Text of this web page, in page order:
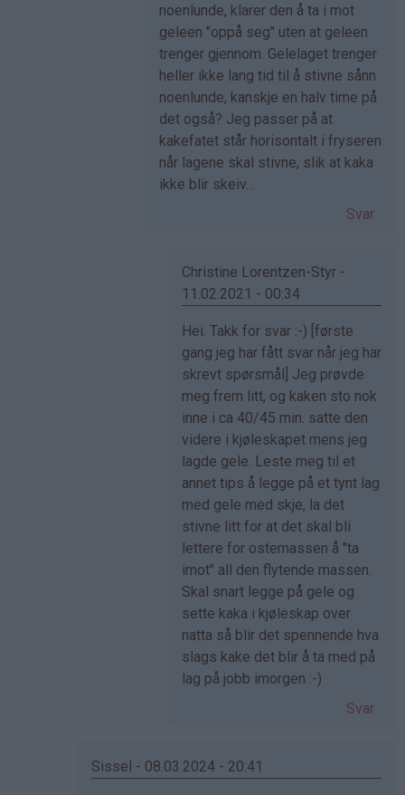
(ikke
bekreftet)
noenlunde, klarer den å ta i mot
geleen "oppå seg" uten at geleen
trenger gjennom. Gelelaget trenger
heller ikke lang tid til å stivne sånn
noenlunde, kanskje en halv time på
det også? Jeg passer på at
kakefatet står horisontalt i fryseren
når lagene skal stivne, slik at kaka
ikke blir skeiv...
Svar
Christine Lorentzen-Styr -
11.02.2021 - 00:34
Som
svar
på
av
Ingrid
(ikke
bekreftet)
Hei. Takk for svar :-) [første
gang jeg har fått svar når jeg har
skrevt spørsmål] Jeg prøvde
meg frem litt, og kaken sto nok
inne i ca 40/45 min. satte den
videre i kjøleskapet mens jeg
lagde gele. Leste meg til et
annet tips å legge på et tynt lag
med gele med skje, la det
stivne litt for at det skal bli
lettere for ostemassen å "ta
imot" all den flytende massen.
Skal snart legge på gele og
sette kaka i kjøleskap over
natta så blir det spennende hva
slags kake det blir å ta med på
lag på jobb imorgen :-)
Svar
Sissel - 08.03.2024 - 20:41